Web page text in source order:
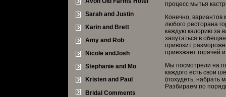
Sarah and Justin
Karin and Brett
Amy and Rob
Nicole andJosh
Stephanie and Mo
Kristen and Paul
Bridal Comments
процесс мытья
Конечно, вариантов
любого ресторана
каждую калорию за
запутаться в
привозит
приезжает горячей и
Мы посмотрели на
каждого есть свои
(похудеть, набрать
Разбираем по